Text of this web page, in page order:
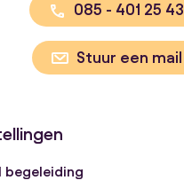
085 - 401 25 43
Stuur een mail
begeleiding